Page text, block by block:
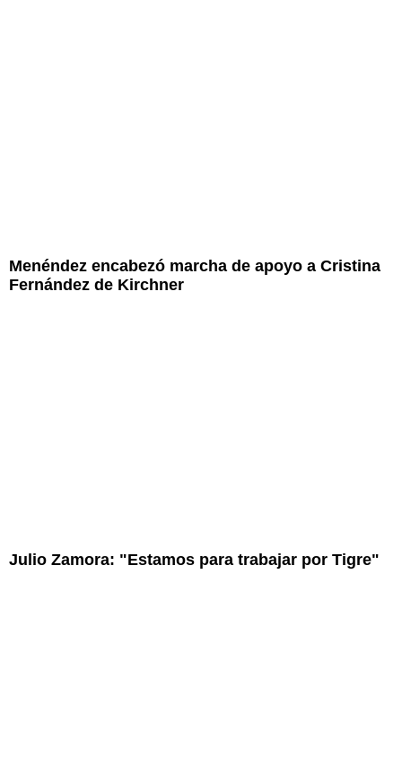
Menéndez encabezó marcha de apoyo a Cristina
Fernández de Kirchner
Julio Zamora: "Estamos para trabajar por Tigre"